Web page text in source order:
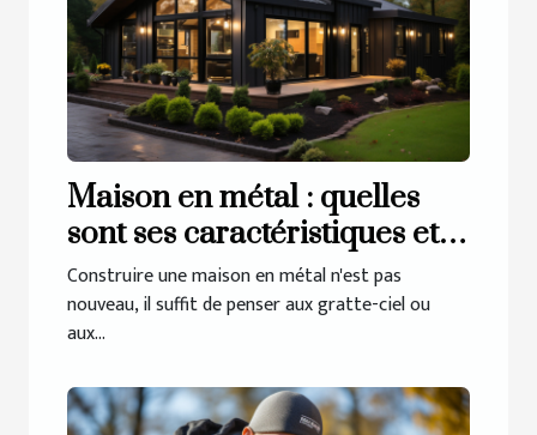
Maison en métal : quelles
sont ses caractéristiques et
pourquoi opter pour ce type
de construction ?
Construire une maison en métal n'est pas
nouveau, il suffit de penser aux gratte-ciel ou
aux...